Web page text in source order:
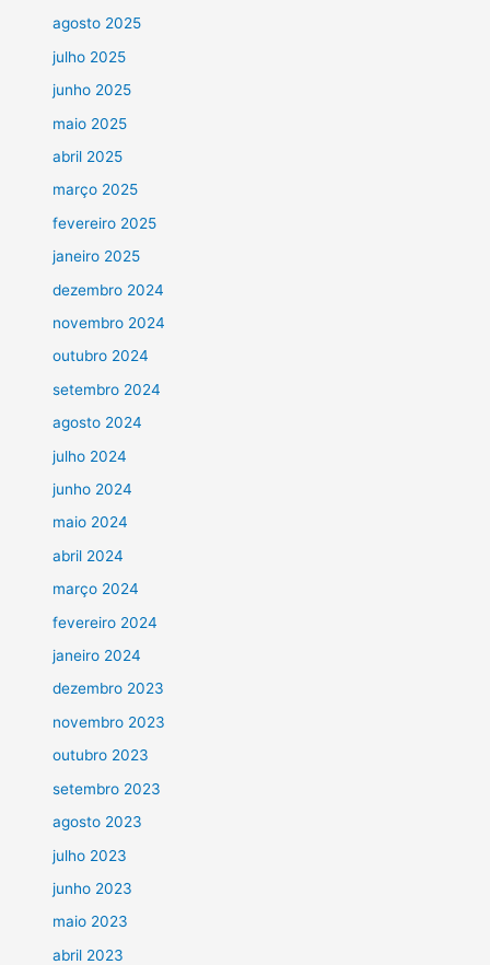
agosto 2025
julho 2025
junho 2025
maio 2025
abril 2025
março 2025
fevereiro 2025
janeiro 2025
dezembro 2024
novembro 2024
outubro 2024
setembro 2024
agosto 2024
julho 2024
junho 2024
maio 2024
abril 2024
março 2024
fevereiro 2024
janeiro 2024
dezembro 2023
novembro 2023
outubro 2023
setembro 2023
agosto 2023
julho 2023
junho 2023
maio 2023
abril 2023